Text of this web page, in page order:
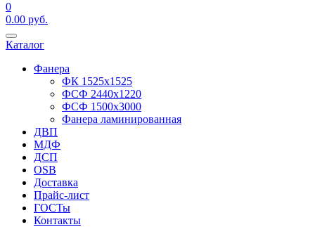
0
0.00 руб.
Каталог
Фанера
ФК 1525х1525
ФСФ 2440х1220
ФСФ 1500х3000
Фанера ламинированная
ДВП
МДФ
ДСП
OSB
Доставка
Прайс-лист
ГОСТы
Контакты